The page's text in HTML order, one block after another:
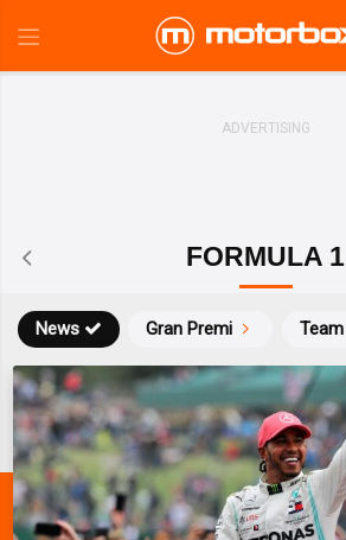
FORMULA 1
News Gran Premi Team